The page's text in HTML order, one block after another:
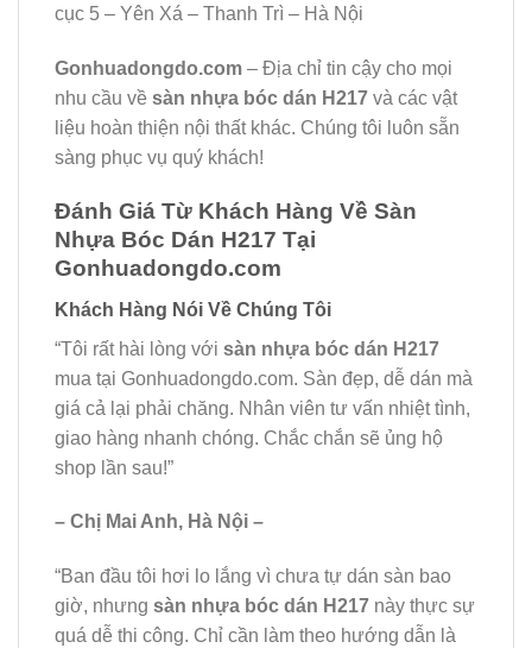
cục 5 – Yên Xá – Thanh Trì – Hà Nội
Gonhuadongdo.com – Địa chỉ tin cậy cho mọi
nhu cầu về sàn nhựa bóc dán H217 và các vật
liệu hoàn thiện nội thất khác. Chúng tôi luôn sẵn
sàng phục vụ quý khách!
Đánh Giá Từ Khách Hàng Về Sàn
Nhựa Bóc Dán H217 Tại
Gonhuadongdo.com
Khách Hàng Nói Về Chúng Tôi
“Tôi rất hài lòng với sàn nhựa bóc dán H217
mua tại Gonhuadongdo.com. Sàn đẹp, dễ dán mà
giá cả lại phải chăng. Nhân viên tư vấn nhiệt tình,
giao hàng nhanh chóng. Chắc chắn sẽ ủng hộ
shop lần sau!”
– Chị Mai Anh, Hà Nội –
“Ban đầu tôi hơi lo lắng vì chưa tự dán sàn bao
giờ, nhưng sàn nhựa bóc dán H217 này thực sự
quá dễ thi công. Chỉ cần làm theo hướng dẫn là